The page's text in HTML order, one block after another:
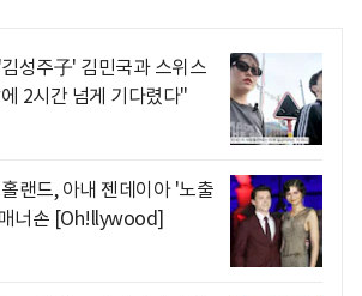
성주子' 김민국과 스위스
2시간 넘게 기다렸다"
랜드, 아내 젠데이아 '노출
너손 [Oh!llywood]